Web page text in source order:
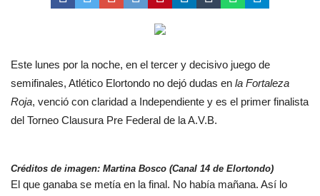
Este lunes por la noche, en el tercer y decisivo juego de
semifinales, Atlético Elortondo no dejó dudas en la Fortaleza
Roja, venció con claridad a Independiente y es el primer finalista
del Torneo Clausura Pre Federal de la A.V.B.
Créditos de imagen: Martina Bosco (Canal 14 de Elortondo)
El que ganaba se metía en la final. No había mañana. Así lo